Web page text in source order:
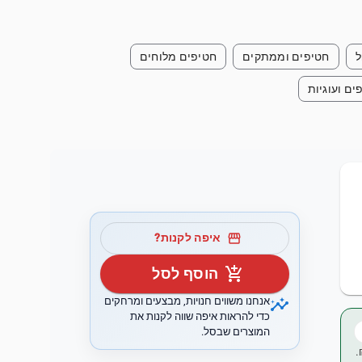
חטיפים וממתקים חטיפים מלוחים
ועוגיות
storefront איפה לקנות?
add_shopping_cart הוסף לסל
insightsאנחנו משווים חנויות, מבצעים ומרחקים
כדי להראות איפה שווה לקנות את
המוצרים שבסל.